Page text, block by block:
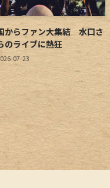
からファン大集結 水口さ
のライブに熱狂
07-23